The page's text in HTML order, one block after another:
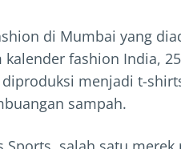
di Mumbai yang
fashion India,
menjadi t-
sampah.